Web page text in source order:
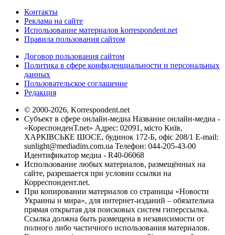
Контакты
Реклама на сайте
Использование материалов korrespondent.net
Правила пользования сайтом
Договор пользования сайтом
Политика в сфере конфиденциальности и персональных
данных
Пользовательское соглашение
Редакция
© 2000-2026, Korrespondent.net
Субъект в сфере онлайн-медиа Название онлайн-медиа -
«КореспонденТ.net» Адрес: 02091, місто Київ,
ХАРКІВСЬКЕ ШОСЕ, будинок 172-Б, офіс 208/1 E-mail:
sunlight@mediadim.com.ua Телефон: 044-205-43-00
Идентификатор медиа - R40-06068
Использование любых материалов, размещённых на
сайте, разрешается при условии ссылки на
Корреспондент.net.
При копировании материалов со страницы «Новости
Украины и мира», для интернет-изданий – обязательна
прямая открытая для поисковых систем гиперссылка.
Ссылка должна быть размещена в независимости от
полного либо частичного использования материалов.